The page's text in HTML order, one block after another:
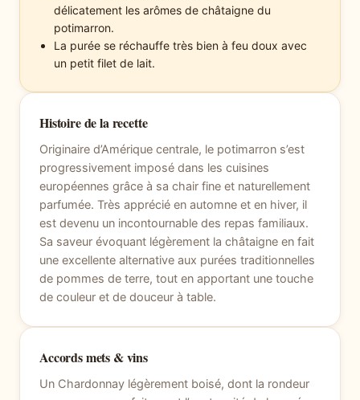
délicatement les arômes de châtaigne du
potimarron.
La purée se réchauffe très bien à feu doux avec
un petit filet de lait.
Histoire de la recette
Originaire d’Amérique centrale, le potimarron s’est
progressivement imposé dans les cuisines
européennes grâce à sa chair fine et naturellement
parfumée. Très apprécié en automne et en hiver, il
est devenu un incontournable des repas familiaux.
Sa saveur évoquant légèrement la châtaigne en fait
une excellente alternative aux purées traditionnelles
de pommes de terre, tout en apportant une touche
de couleur et de douceur à table.
Accords mets & vins
Un Chardonnay légèrement boisé, dont la rondeur